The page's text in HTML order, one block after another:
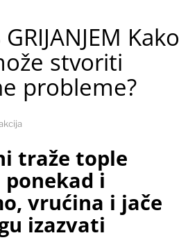
GRIJANJEM Kako
stvoriti
probleme?
traže tople
ponekad i
vrućina i jače
izazvati